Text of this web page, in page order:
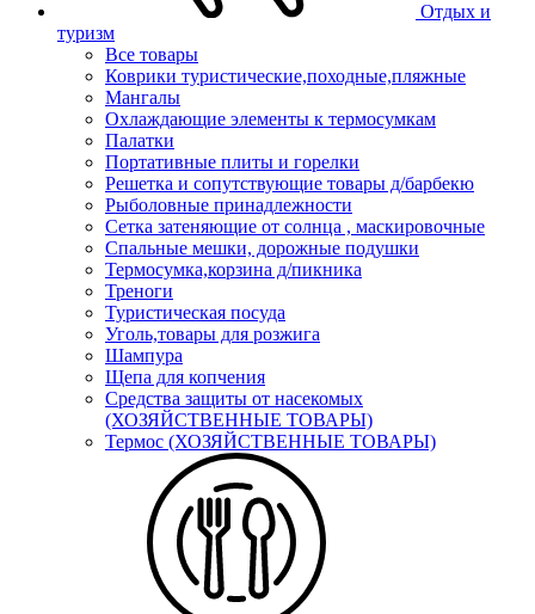
Отдых и
туризм
Все товары
Коврики туристические,походные,пляжные
Мангалы
Охлаждающие элементы к термосумкам
Палатки
Портативные плиты и горелки
Решетка и сопутствующие товары д/барбекю
Рыболовные принадлежности
Сетка затеняющие от солнца , маскировочные
Спальные мешки, дорожные подушки
Термосумка,корзина д/пикника
Треноги
Туристическая посуда
Уголь,товары для розжига
Шампура
Щепа для копчения
Средства защиты от насекомых
(ХОЗЯЙСТВЕННЫЕ ТОВАРЫ)
Термос (ХОЗЯЙСТВЕННЫЕ ТОВАРЫ)